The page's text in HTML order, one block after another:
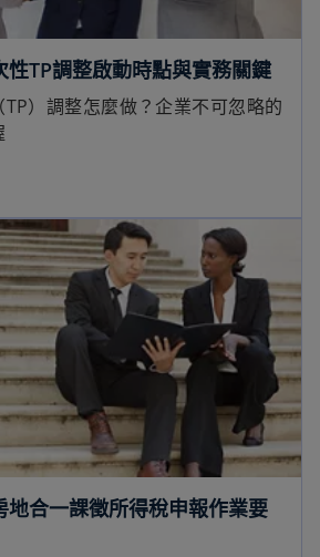
TP調整啟動時點與實務關鍵
）調整怎麼做？企業不可忽略的
地合一課徵所得稅申報作業要